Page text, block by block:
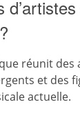
réunit
et des
actuelle.